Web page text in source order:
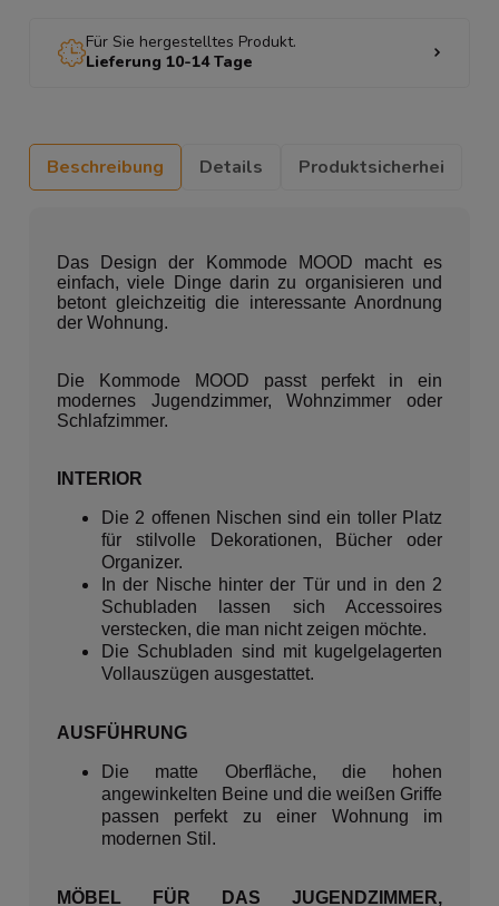
Für Sie hergestelltes Produkt.
Lieferung 10-14 Tage
Beschreibung Details Produktsicherhei
Das Design der Kommode MOOD macht es
einfach, viele Dinge darin zu organisieren und
betont gleichzeitig die interessante Anordnung
der Wohnung.
Die Kommode MOOD passt perfekt in ein
modernes Jugendzimmer, Wohnzimmer oder
Schlafzimmer.
INTERIOR
Die 2 offenen Nischen sind ein toller Platz
für stilvolle Dekorationen, Bücher oder
Organizer.
In der Nische hinter der Tür und in den 2
Schubladen lassen sich Accessoires
verstecken, die man nicht zeigen möchte.
Die Schubladen sind mit kugelgelagerten
Vollauszügen ausgestattet.
AUSFÜHRUNG
Die matte Oberfläche, die hohen
angewinkelten Beine und die weißen Griffe
passen perfekt zu einer Wohnung im
modernen Stil.
MÖBEL FÜR DAS JUGENDZIMMER,